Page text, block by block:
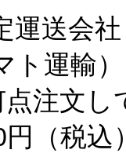
運送会社
運輸）
注文し
（税込